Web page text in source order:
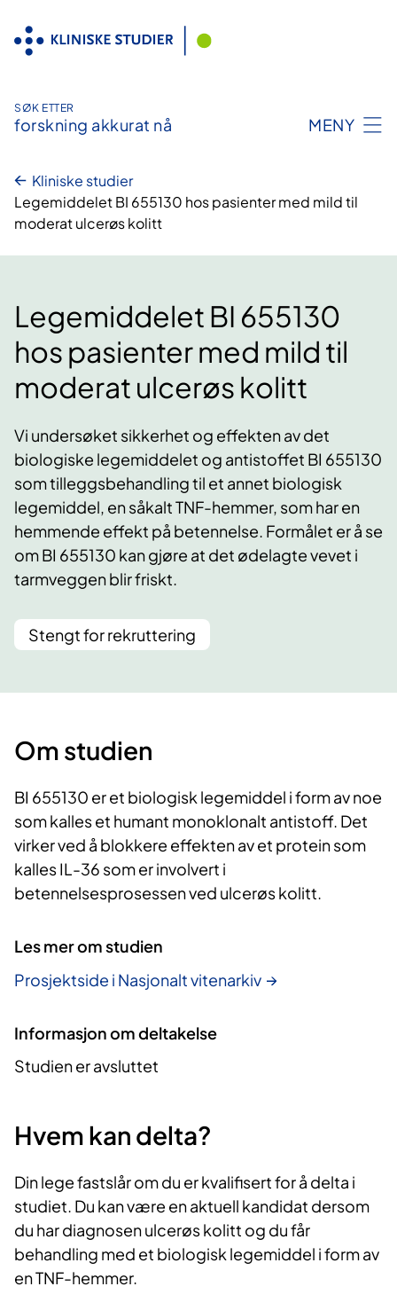
innhold
SØK ETTER
forskning akkurat nå MENY
Kliniske studier
Legemiddelet BI 655130 hos pasienter med mild til
moderat ulcerøs kolitt
Legemiddelet BI 655130
hos pasienter med mild til
moderat ulcerøs kolitt
Vi undersøket sikkerhet og effekten av det
biologiske legemiddelet og antistoffet BI 655130
som tilleggsbehandling til et annet biologisk
legemiddel, en såkalt TNF-hemmer, som har en
hemmende effekt på betennelse. Formålet er å se
om BI 655130 kan gjøre at det ødelagte vevet i
tarmveggen blir friskt.
Stengt for rekruttering
Om studien
BI 655130 er et biologisk legemiddel i form av noe
som kalles et humant monoklonalt antistoff. Det
virker ved å blokkere effekten av et protein som
kalles IL-36 som er involvert i
betennelsesprosessen ved ulcerøs kolitt.
Les mer om studien
Prosjektside i Nasjonalt vitenarkiv
Informasjon om deltakelse
Studien er avsluttet
Hvem kan delta?
Din lege fastslår om du er kvalifisert for å delta i
studiet. Du kan være en aktuell kandidat dersom
du har diagnosen ulcerøs kolitt og du får
behandling med et biologisk legemiddel i form av
en TNF-hemmer.